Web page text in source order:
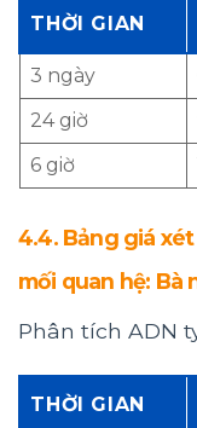
THỜI GIAN
3 ngày
24 giờ
6 giờ
4.4. Bảng giá
mối quan hệ: Bà
Phân tích ADN
THỜI GIAN